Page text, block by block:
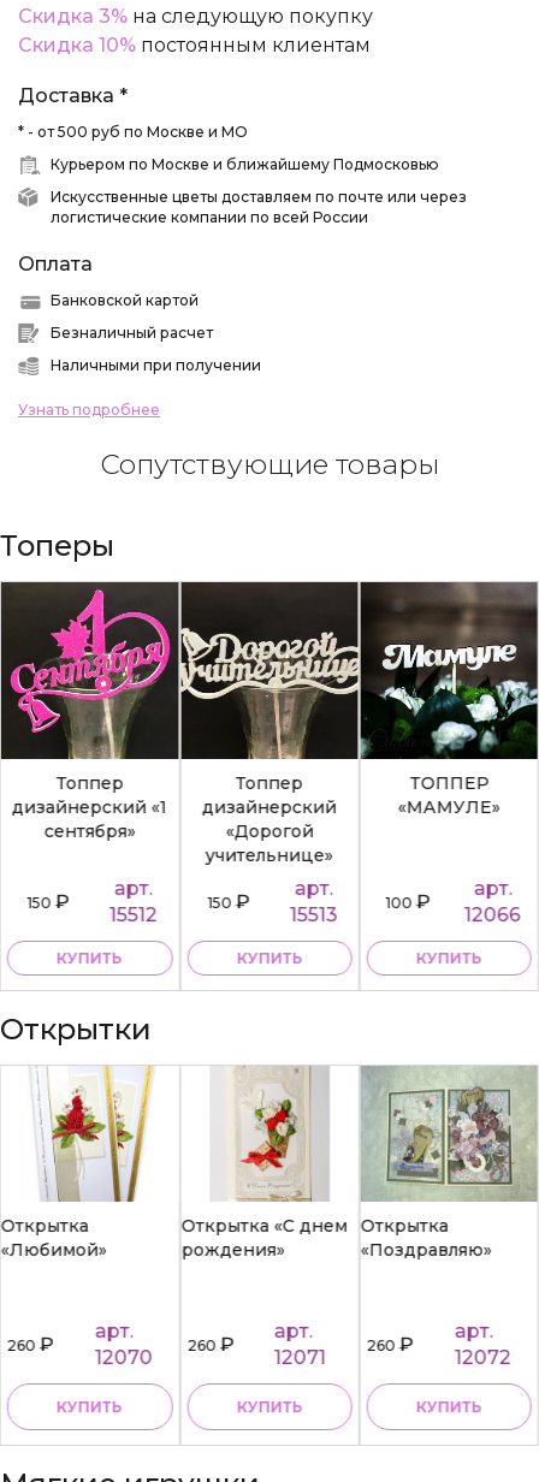
Скидка 3% на следующую покупку
Скидка 10% постоянным клиентам
Доставка *
* - от 500 руб по Москве и МО
Курьером по Москве и ближайшему Подмосковью
Искусственные цветы доставляем по почте или через
логистические компании по всей России
Оплата
Банковской картой
Безналичный расчет
Наличными при получении
Узнать подробнее
Сопутствующие товары
Топеры
Топпер
дизайнерский «1
сентября»
150₽
арт.
15512
КУПИТЬ
Топпер
дизайнерский
«Дорогой
учительнице»
150₽
арт.
15513
КУПИТЬ
ТОППЕР
«МАМУЛЕ»
100₽
арт.
12066
КУПИТЬ
Открытки
Открытка
«Любимой»
260₽
арт.
12070
КУПИТЬ
Открытка «С днем
рождения»
260₽
арт.
12071
КУПИТЬ
Открытка
«Поздравляю»
260₽
арт.
12072
КУПИТЬ